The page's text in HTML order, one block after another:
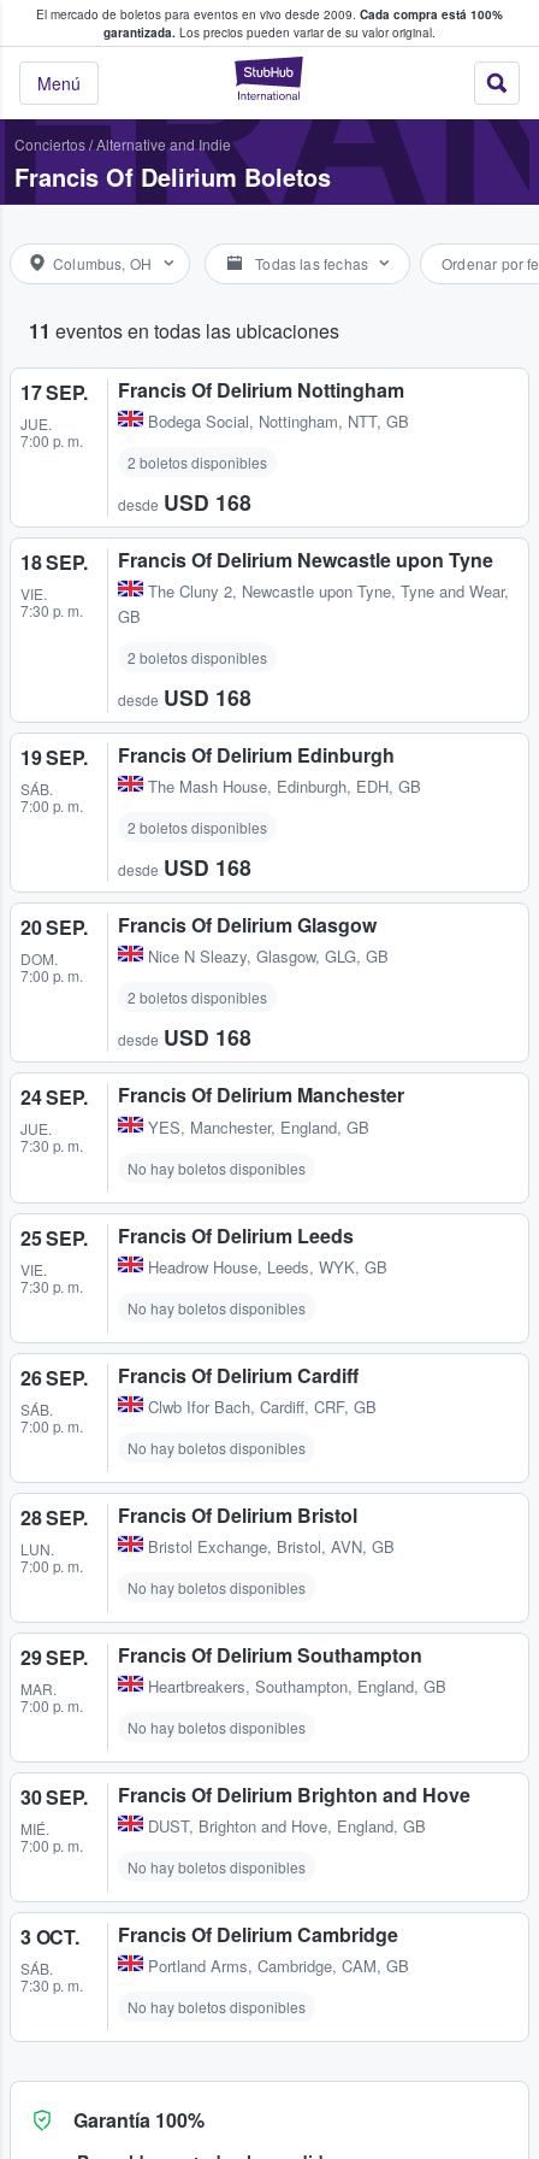
El mercado de boletos para eventos en vivo desde 2009. Cada compra está 100%
garantizada. Los precios pueden variar de su valor original.
StubHub: donde
Menú
fans compran y venden boletos
Conciertos/Alternative and Indie
Francis Of Delirium Boletos
Columbus, OH Todas las fechas Ordenar por
11 eventos en todas las ubicaciones
17 SEP.
JUE.
7:00 p. m.
Francis Of Delirium Nottingham
Bodega Social, Nottingham, NTT, GB
2 boletos disponibles
desde USD 168
18 SEP.
VIE.
7:30 p. m.
Francis Of Delirium Newcastle upon Tyne
The Cluny 2, Newcastle upon Tyne, Tyne and Wear,
GB
2 boletos disponibles
desde USD 168
19 SEP.
SÁB.
7:00 p. m.
Francis Of Delirium Edinburgh
The Mash House, Edinburgh, EDH, GB
2 boletos disponibles
desde USD 168
20 SEP.
DOM.
7:00 p. m.
Francis Of Delirium Glasgow
Nice N Sleazy, Glasgow, GLG, GB
2 boletos disponibles
desde USD 168
24 SEP.
JUE.
7:30 p. m.
Francis Of Delirium Manchester
YES, Manchester, England, GB
No hay boletos disponibles
25 SEP.
VIE.
7:30 p. m.
Francis Of Delirium Leeds
Headrow House, Leeds, WYK, GB
No hay boletos disponibles
26 SEP.
SÁB.
7:00 p. m.
Francis Of Delirium Cardiff
Clwb Ifor Bach, Cardiff, CRF, GB
No hay boletos disponibles
28 SEP.
LUN.
7:00 p. m.
Francis Of Delirium Bristol
Bristol Exchange, Bristol, AVN, GB
No hay boletos disponibles
29 SEP.
MAR.
7:00 p. m.
Francis Of Delirium Southampton
Heartbreakers, Southampton, England, GB
No hay boletos disponibles
30 SEP.
MIÉ.
7:00 p. m.
Francis Of Delirium Brighton and Hove
DUST, Brighton and Hove, England, GB
No hay boletos disponibles
3 OCT.
SÁB.
7:30 p. m.
Francis Of Delirium Cambridge
Portland Arms, Cambridge, CAM, GB
No hay boletos disponibles
Garantía 100%